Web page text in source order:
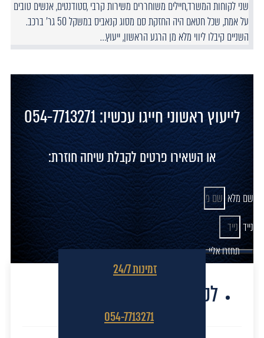
שני לקוחות המשרד,חיילים משוחררים משירות קרבי ,סטודנטים, אנשים טובים
על אמת, שכל חטאם היה החזקת סם מסוג קנאביס במשקל 50 גר' ברכב.
השניים קיבלו ליווי מלא מן הרגע הראשון, ייעוץ…
לייעוץ ראשוני חייגו עכשיו: 054-7713271
או השאירו פרטים לקבלת שיחה חוזרת:
שם מלא
נייד
תחזרו אליי
לקוחות מספרים
זמינות 24/7
054-7713271